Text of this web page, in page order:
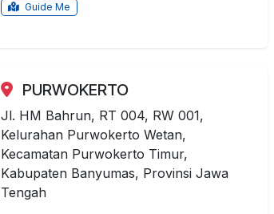
Guide Me
PURWOKERTO
Jl. HM Bahrun, RT 004, RW 001,
Kelurahan Purwokerto Wetan,
Kecamatan Purwokerto Timur,
Kabupaten Banyumas, Provinsi Jawa
Tengah